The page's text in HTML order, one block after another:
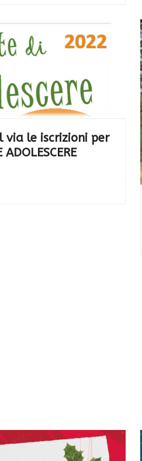
via le iscrizioni per
ADOLESCERE